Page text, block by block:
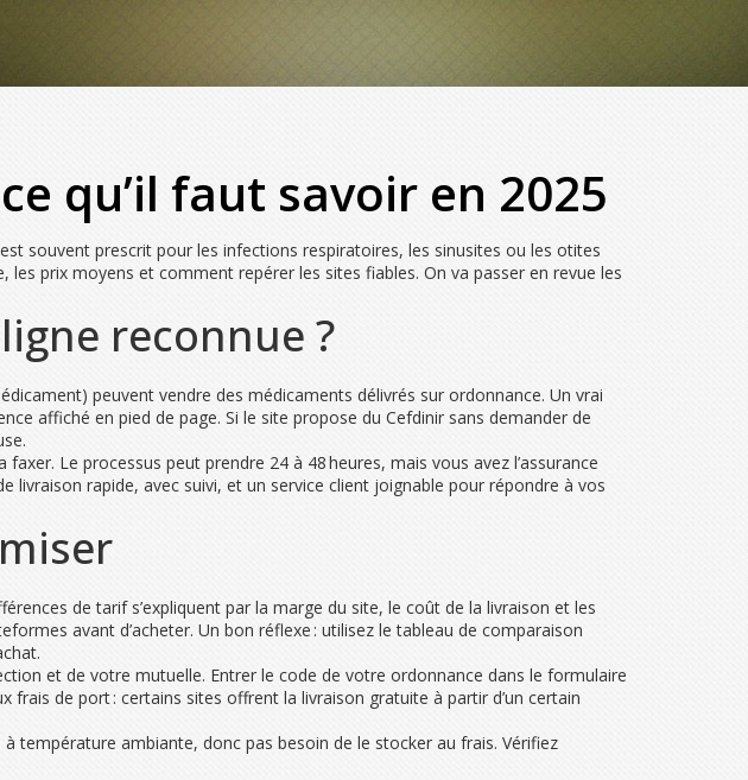
qu’il faut savoir en 2025
souvent prescrit pour les infections respiratoires, les sinusites ou les otites
prix moyens et comment repérer les sites fiables. On va passer en revue les
reconnue ?
peuvent vendre des médicaments délivrés sur ordonnance. Un vrai
affiché en pied de page. Si le site propose du Cefdinir sans demander de
Le processus peut prendre 24 à 48 heures, mais vous avez l’assurance
rapide, avec suivi, et un service client joignable pour répondre à vos
de tarif s’expliquent par la marge du site, le coût de la livraison et les
avant d’acheter. Un bon réflexe : utilisez le tableau de comparaison
et de votre mutuelle. Entrer le code de votre ordonnance dans le formulaire
de port : certains sites offrent la livraison gratuite à partir d’un certain
température ambiante, donc pas besoin de le stocker au frais. Vérifiez